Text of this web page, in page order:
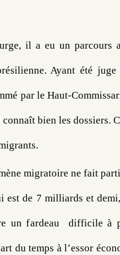
il a eu un parcours
Ayant été juge
par le Haut-
bien les dossiers.
migratoire ne fait
de 7 milliards et
un fardeau  difficile à
du temps à l’essor